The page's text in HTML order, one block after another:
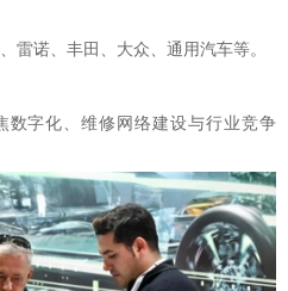
雷诺、丰田、大众、通用汽车等。
数字化、维修网络建设与行业竞争